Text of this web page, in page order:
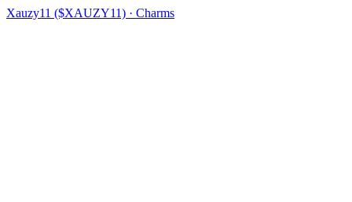
Xauzy11 ($XAUZY11) · Charms